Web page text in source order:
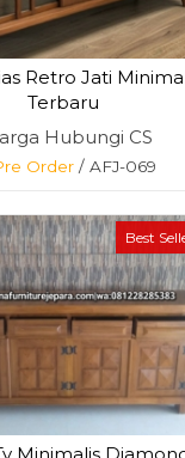
Retro Jati
Terbaru
Hubungi CS
Order/ AFJ-069
Best
Minimalis
Kursi Tamu Kayu
Jati Minimalis
*Harga Hubungi